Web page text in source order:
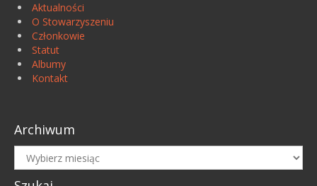
Aktualności
O Stowarzyszeniu
Członkowie
Statut
Albumy
Kontakt
Archiwum
Archiwum